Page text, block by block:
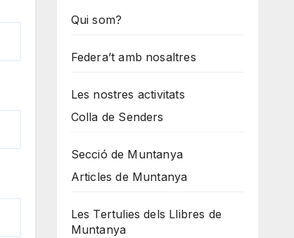
Qui som?
Federa’t amb nosaltres
Les nostres activitats
Colla de Senders
Secció de Muntanya
Articles de Muntanya
Les Tertulies dels Llibres de
Muntanya